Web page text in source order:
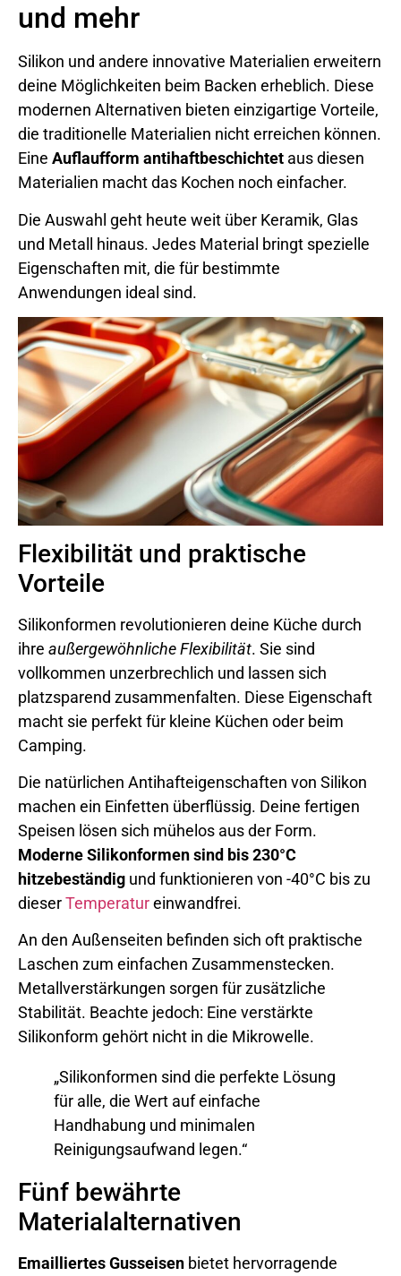
und mehr
Silikon und andere innovative Materialien erweitern
deine Möglichkeiten beim Backen erheblich. Diese
modernen Alternativen bieten einzigartige Vorteile,
die traditionelle Materialien nicht erreichen können.
Eine Auflaufform antihaftbeschichtet aus diesen
Materialien macht das Kochen noch einfacher.
Die Auswahl geht heute weit über Keramik, Glas
und Metall hinaus. Jedes Material bringt spezielle
Eigenschaften mit, die für bestimmte
Anwendungen ideal sind.
Flexibilität und praktische
Vorteile
Silikonformen revolutionieren deine Küche durch
ihre außergewöhnliche Flexibilität. Sie sind
vollkommen unzerbrechlich und lassen sich
platzsparend zusammenfalten. Diese Eigenschaft
macht sie perfekt für kleine Küchen oder beim
Camping.
Die natürlichen Antihafteigenschaften von Silikon
machen ein Einfetten überflüssig. Deine fertigen
Speisen lösen sich mühelos aus der Form.
Moderne Silikonformen sind bis 230°C
hitzebeständig und funktionieren von -40°C bis zu
dieserTemperatureinwandfrei.
An den Außenseiten befinden sich oft praktische
Laschen zum einfachen Zusammenstecken.
Metallverstärkungen sorgen für zusätzliche
Stabilität. Beachte jedoch: Eine verstärkte
Silikonform gehört nicht in die Mikrowelle.
„Silikonformen sind die perfekte Lösung
für alle, die Wert auf einfache
Handhabung und minimalen
Reinigungsaufwand legen.“
Fünf bewährte
Materialalternativen
Emailliertes Gusseisen bietet hervorragende